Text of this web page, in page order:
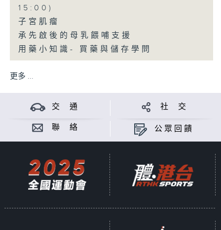
15:00)
子宮肌瘤
承先啟後的母乳餵哺支援
用藥小知識- 買藥與儲存學問
更多 ...
交 通 社 交
聯 絡 公眾回饋